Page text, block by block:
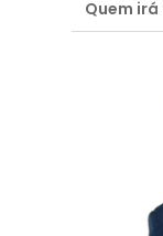
Quem